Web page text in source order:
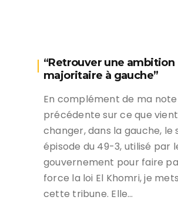
“Retrouver une ambition
majoritaire à gauche”
En complément de ma note
précédente sur ce que
changer, dans la gauche, le
épisode du 49-3, utilisé par
gouvernement pour faire
force la loi El Khomri, je
cette tribune. Elle…